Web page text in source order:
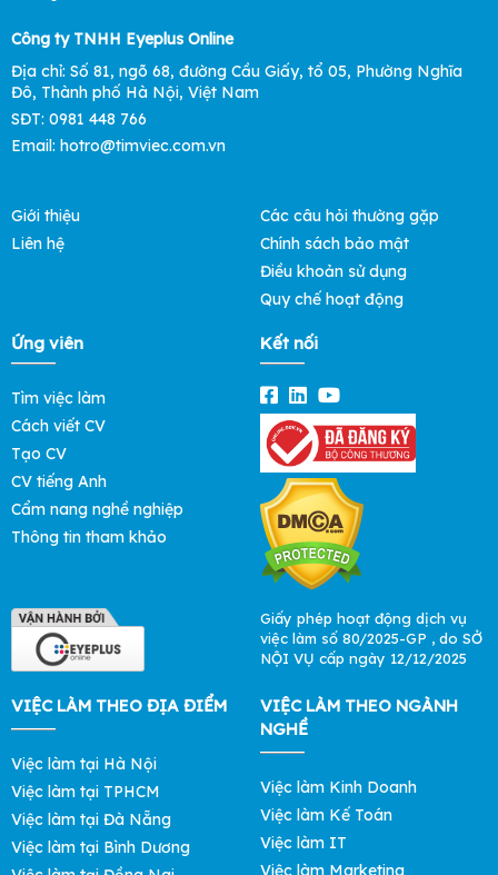
Công ty TNHH Eyeplus Online
Địa chỉ: Số 81, ngõ 68, đường Cầu Giấy, tổ 05, Phường Nghĩa
Đô, Thành phố Hà Nội, Việt Nam
SĐT: 0981 448 766
Email: hotro@timviec.com.vn
Giới thiệu
Liên hệ
Các câu hỏi thường gặp
Chính sách bảo mật
Điều khoản sử dụng
Quy chế hoạt động
Ứng viên
Tìm việc làm
Cách viết CV
Tạo CV
CV tiếng Anh
Cẩm nang nghề nghiệp
Thông tin tham khảo
Kết nối
Giấy phép hoạt động dịch vụ
việc làm số 80/2025-GP , do SỞ
NỘI VỤ cấp ngày 12/12/2025
VIỆC LÀM THEO ĐỊA ĐIỂM
Việc làm tại Hà Nội
Việc làm tại TPHCM
Việc làm tại Đà Nẵng
Việc làm tại Bình Dương
VIỆC LÀM THEO NGÀNH
NGHỀ
Việc làm Kinh Doanh
Việc làm Kế Toán
Việc làm IT
Việc làm Marketing